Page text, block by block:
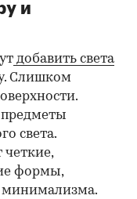
и
добавить света
Слишком
света.
формы,
минимализма.